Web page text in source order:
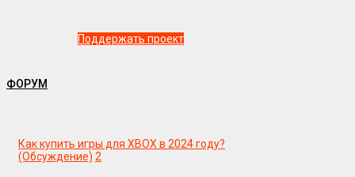
Поддержать проект
ФОРУМ
Как купить игры для XBOX в 2024 году?
(Обсуждение) 2